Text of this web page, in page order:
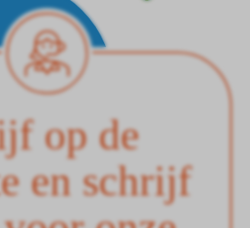
op de
en schrijf